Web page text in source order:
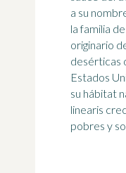
a su
la familia
originario
desérticas
Estados
su hábitat
linearis
pobres y